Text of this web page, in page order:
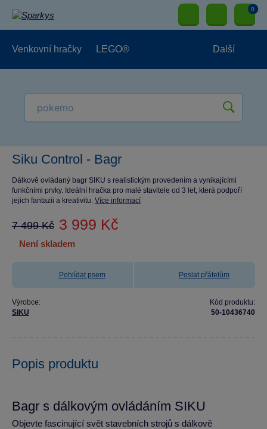
0
Venkovní hračky LEGO® Další
Siku Control - Bagr
Dálkově ovládaný bagr SIKU s realistickým provedením a vynikajícími
funkčními prvky. Ideální hračka pro malé stavitele od 3 let, která podpoří
jejich fantazii a kreativitu. Více informací
7 499 Kč 3 999 Kč
není skladem
Pohlídat psem Poslat přátelům
Výrobce:
SIKU
Kód produktu:
50-10436740
Popis produktu
Bagr s dálkovým ovládáním SIKU
Objevte fascinující svět stavebních strojů s dálkově